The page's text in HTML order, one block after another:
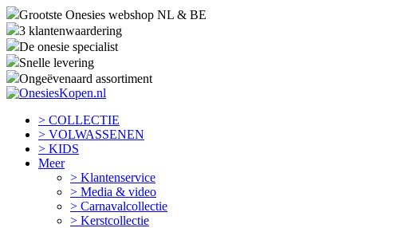
Grootste Onesies webshop NL & BE
3 klantenwaardering
De onesie specialist
Snelle levering
Ongeëvenaard assortiment
> COLLECTIE
> VOLWASSENEN
> KIDS
Meer
> Klantenservice
> Media & video
> Carnavalcollectie
> Kerstcollectie